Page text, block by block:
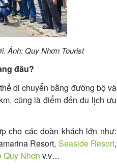
Ảnh: Quy Nhơn Tourist
đầu?
di chuyển bằng đường bộ và
cũng là điểm đến du lịch ưu
cho các đoàn khách lớn như:
Resort, Seaside Resort,
Quy Nhơn v.v…